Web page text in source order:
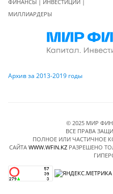
ФИНАНСЫ | ИНВЕСТИЦИИ |
МИЛЛИАРДЕРЫ
Архив за 2013-2019 годы
© 2025 МИР
ВСЕ ПРАВА
ПОЛНОЕ ИЛИ ЧАСТИЧНОЕ
САЙТА WWW.WFIN.KZРАЗРЕШЕНО